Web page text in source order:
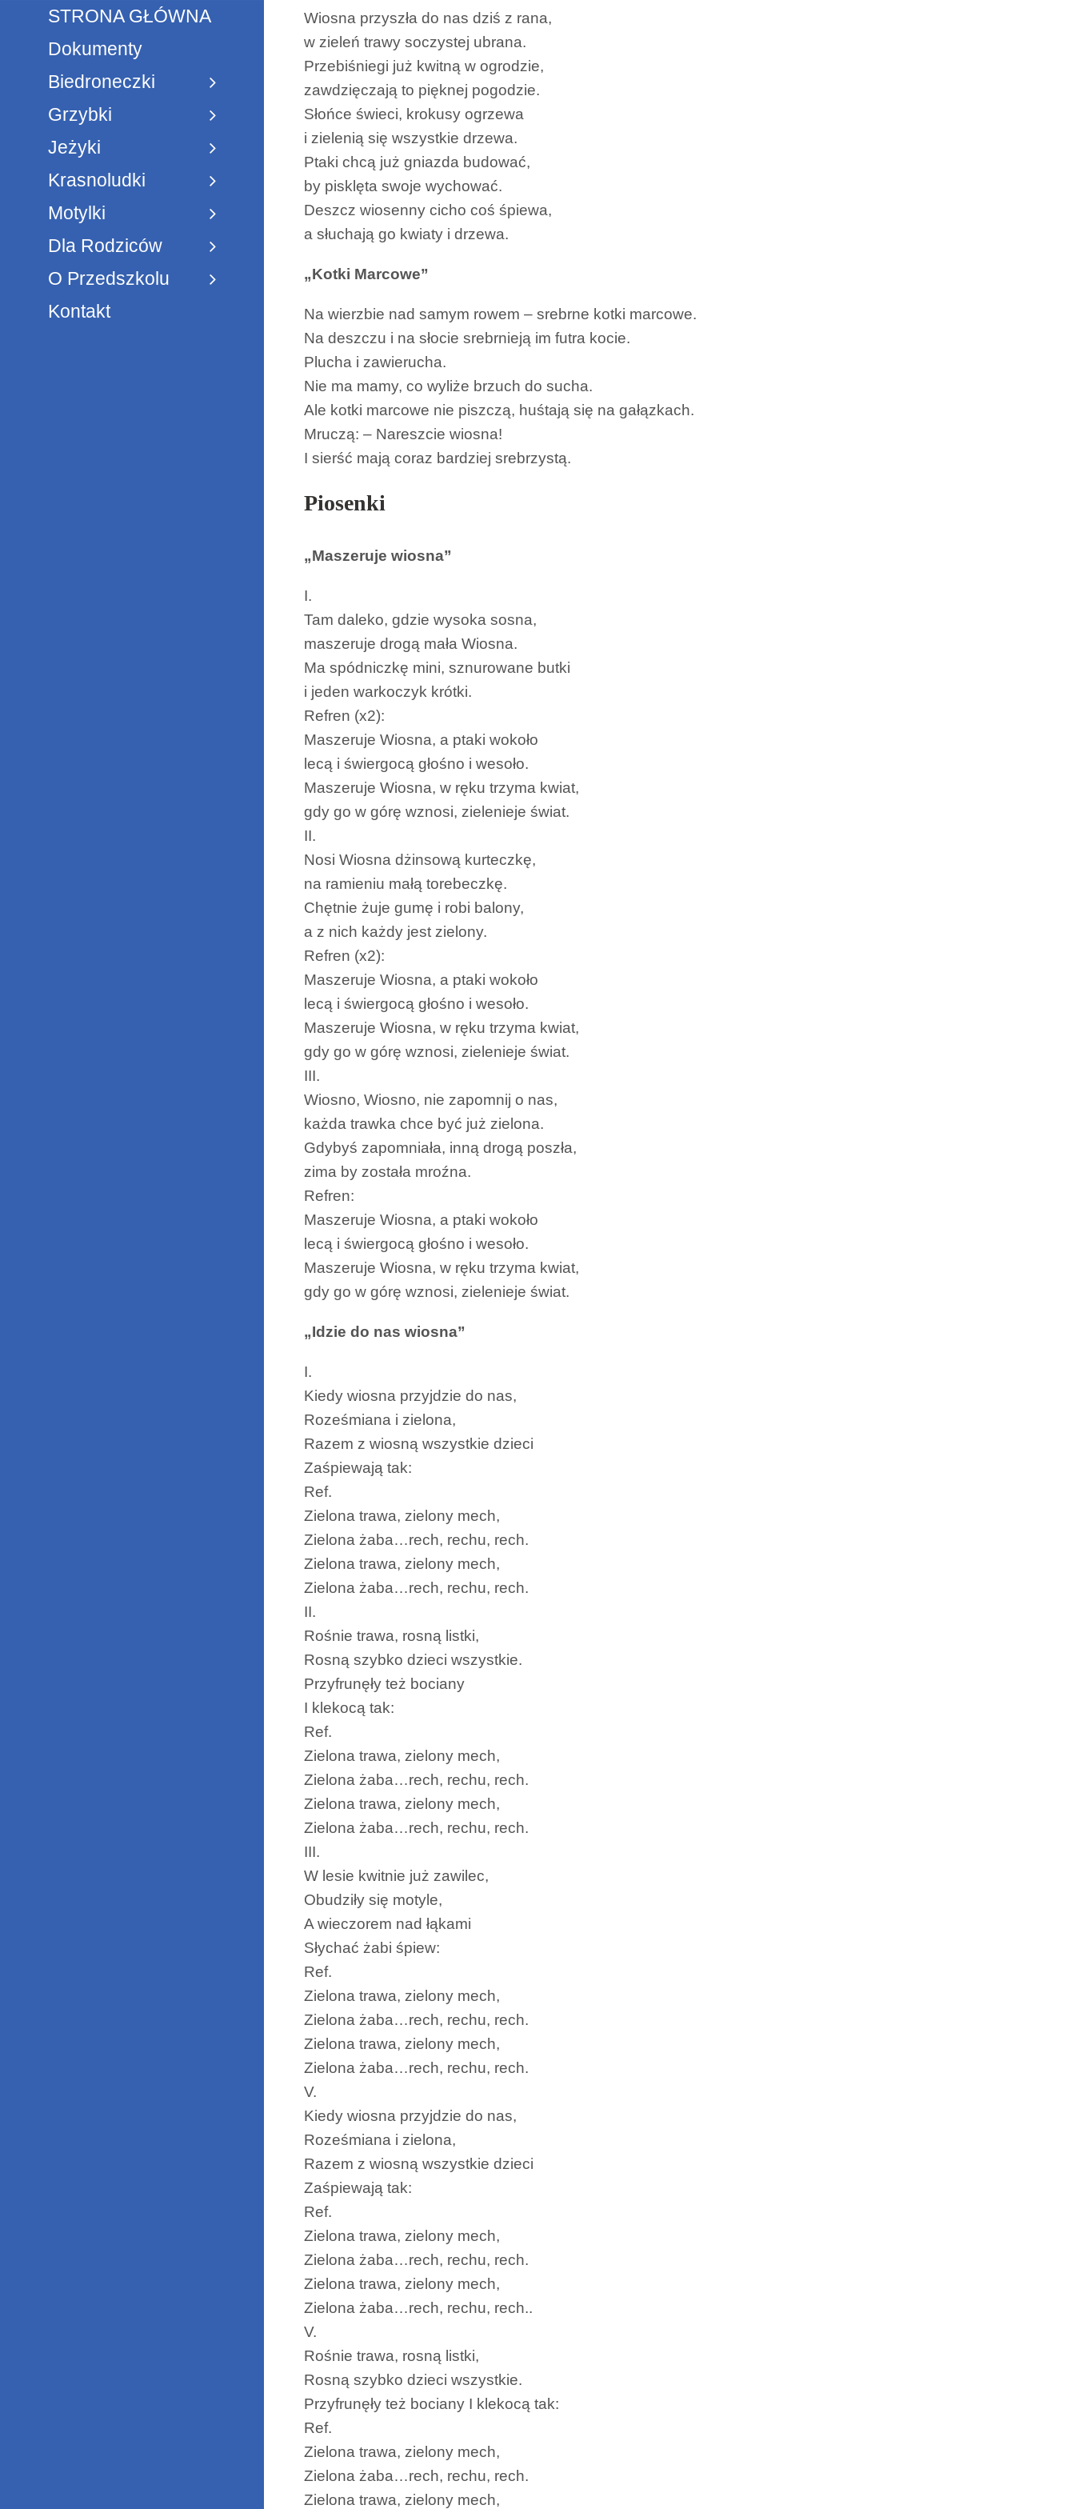
STRONA GŁÓWNA
Dokumenty
Biedroneczki
Grzybki
Jeżyki
Krasnoludki
Motylki
Dla Rodziców
O Przedszkolu
Kontakt
Wiosna przyszła do nas dziś z rana,
w zieleń trawy soczystej ubrana.
Przebiśniegi już kwitną w ogrodzie,
zawdzięczają to pięknej pogodzie.
Słońce świeci, krokusy ogrzewa
i zielenią się wszystkie drzewa.
Ptaki chcą już gniazda budować,
by pisklęta swoje wychować.
Deszcz wiosenny cicho coś śpiewa,
a słuchają go kwiaty i drzewa.
„Kotki Marcowe”
Na wierzbie nad samym rowem – srebrne kotki marcowe.
Na deszczu i na słocie srebrnieją im futra kocie.
Plucha i zawierucha.
Nie ma mamy, co wyliże brzuch do sucha.
Ale kotki marcowe nie piszczą, huśtają się na gałązkach.
Mruczą: – Nareszcie wiosna!
I sierść mają coraz bardziej srebrzystą.
Piosenki
„Maszeruje wiosna”
I.
Tam daleko, gdzie wysoka sosna,
maszeruje drogą mała Wiosna.
Ma spódniczkę mini, sznurowane butki
i jeden warkoczyk krótki.
Refren (x2):
Maszeruje Wiosna, a ptaki wokoło
lecą i świergocą głośno i wesoło.
Maszeruje Wiosna, w ręku trzyma kwiat,
gdy go w górę wznosi, zielenieje świat.
II.
Nosi Wiosna dżinsową kurteczkę,
na ramieniu małą torebeczkę.
Chętnie żuje gumę i robi balony,
a z nich każdy jest zielony.
Refren (x2):
Maszeruje Wiosna, a ptaki wokoło
lecą i świergocą głośno i wesoło.
Maszeruje Wiosna, w ręku trzyma kwiat,
gdy go w górę wznosi, zielenieje świat.
III.
Wiosno, Wiosno, nie zapomnij o nas,
każda trawka chce być już zielona.
Gdybyś zapomniała, inną drogą poszła,
zima by została mroźna.
Refren:
Maszeruje Wiosna, a ptaki wokoło
lecą i świergocą głośno i wesoło.
Maszeruje Wiosna, w ręku trzyma kwiat,
gdy go w górę wznosi, zielenieje świat.
„Idzie do nas wiosna”
I.
Kiedy wiosna przyjdzie do nas,
Roześmiana i zielona,
Razem z wiosną wszystkie dzieci
Zaśpiewają tak:
Ref.
Zielona trawa, zielony mech,
Zielona żaba…rech, rechu, rech.
Zielona trawa, zielony mech,
Zielona żaba…rech, rechu, rech.
II.
Rośnie trawa, rosną listki,
Rosną szybko dzieci wszystkie.
Przyfrunęły też bociany
I klekocą tak:
Ref.
Zielona trawa, zielony mech,
Zielona żaba…rech, rechu, rech.
Zielona trawa, zielony mech,
Zielona żaba…rech, rechu, rech.
III.
W lesie kwitnie już zawilec,
Obudziły się motyle,
A wieczorem nad łąkami
Słychać żabi śpiew:
Ref.
Zielona trawa, zielony mech,
Zielona żaba…rech, rechu, rech.
Zielona trawa, zielony mech,
Zielona żaba…rech, rechu, rech.
V.
Kiedy wiosna przyjdzie do nas,
Roześmiana i zielona,
Razem z wiosną wszystkie dzieci
Zaśpiewają tak:
Ref.
Zielona trawa, zielony mech,
Zielona żaba…rech, rechu, rech.
Zielona trawa, zielony mech,
Zielona żaba…rech, rechu, rech..
V.
Rośnie trawa, rosną listki,
Rosną szybko dzieci wszystkie.
Przyfrunęły też bociany I klekocą tak:
Ref.
Zielona trawa, zielony mech,
Zielona żaba…rech, rechu, rech.
Zielona trawa, zielony mech,